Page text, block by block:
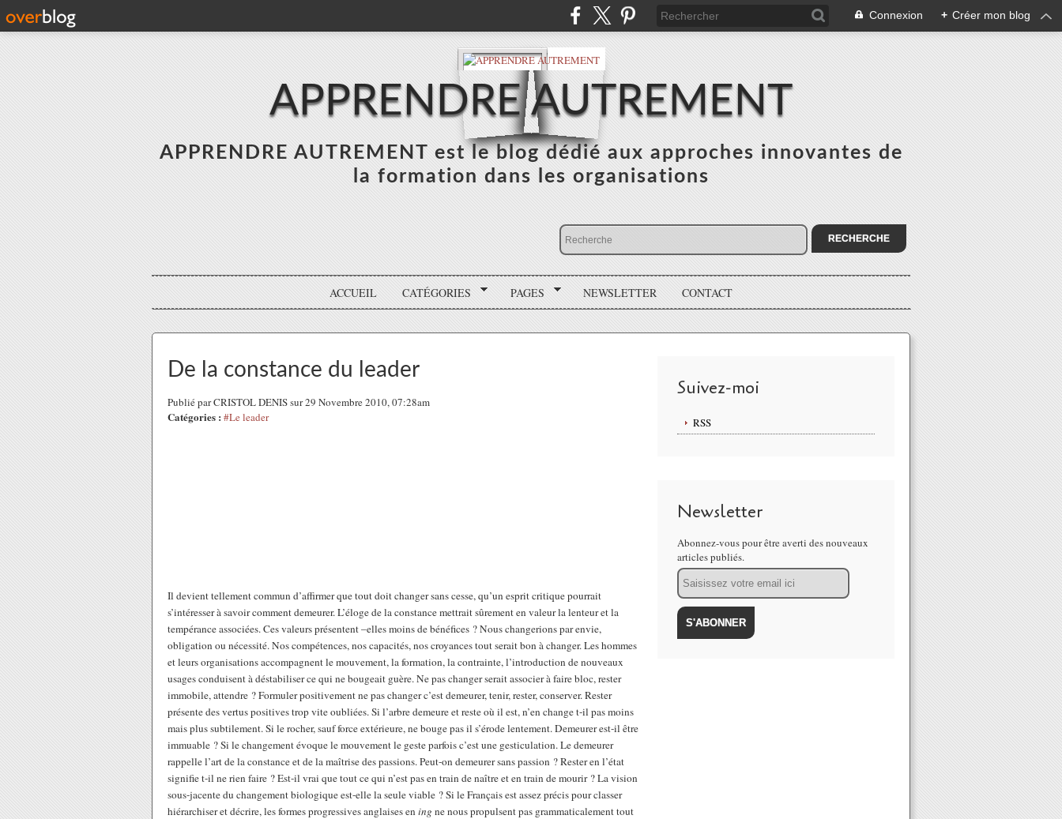
Connexion + Créer mon blog
APPRENDRE AUTREMENT
APPRENDRE AUTREMENT est le blog dédié aux approches innovantes de
la formation dans les organisations
ACCUEIL CATÉGORIES PAGES NEWSLETTER CONTACT
De la constance du leader
Publié par CRISTOL DENIS sur 29 Novembre 2010, 07:28am
Catégories : #Le leader
Il devient tellement commun d’affirmer que tout doit changer sans cesse, qu’un esprit critique pourrait
s’intéresser à savoir comment demeurer. L’éloge de la constance mettrait sûrement en valeur la lenteur et la
tempérance associées. Ces valeurs présentent –elles moins de bénéfices ? Nous changerions par envie,
obligation ou nécessité. Nos compétences, nos capacités, nos croyances tout serait bon à changer. Les hommes
et leurs organisations accompagnent le mouvement, la formation, la contrainte, l’introduction de nouveaux
usages conduisent à déstabiliser ce qui ne bougeait guère. Ne pas changer serait associer à faire bloc, rester
immobile, attendre ? Formuler positivement ne pas changer c’est demeurer, tenir, rester, conserver. Rester
présente des vertus positives trop vite oubliées. Si l’arbre demeure et reste où il est, n’en change t-il pas moins
mais plus subtilement. Si le rocher, sauf force extérieure, ne bouge pas il s’érode lentement. Demeurer est-il être
immuable ? Si le changement évoque le mouvement le geste parfois c’est une gesticulation. Le demeurer
rappelle l’art de la constance et de la maîtrise des passions. Peut-on demeurer sans passion ? Rester en l’état
signifie t-il ne rien faire ? Est-il vrai que tout ce qui n’est pas en train de naître et en train de mourir ? La vision
sous-jacente du changement biologique est-elle la seule viable ? Si le Français est assez précis pour classer
hiérarchiser et décrire, les formes progressives anglaises eningne nous propulsent pas grammaticalement tout
Suivez-moi
RSS
Newsletter
Abonnez-vous pour être averti des nouveaux
articles publiés.
Email